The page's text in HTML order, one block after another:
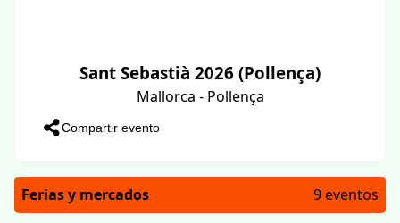
Sant Sebastià 2026 (Pollença)
Mallorca - Pollença
Compartir evento
Ferias y mercados 9 eventos